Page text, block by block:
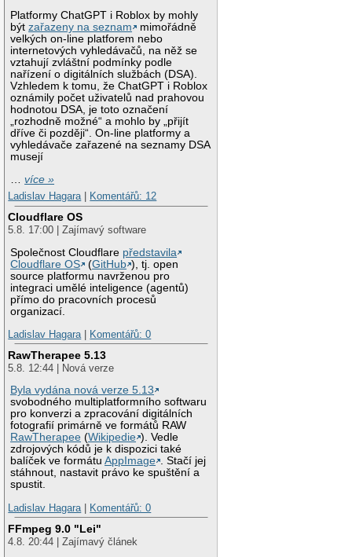
Platformy ChatGPT i Roblox by mohly
býtzařazeny na seznam
mimořádně
velkých on-line platforem nebo
internetových vyhledávačů, na něž se
vztahují zvláštní podmínky podle
nařízení o digitálních službách (DSA).
Vzhledem k tomu, že ChatGPT i Roblox
oznámily počet uživatelů nad prahovou
hodnotou DSA, je toto označení
„rozhodně možné“ a mohlo by „přijít
dříve či později“. On-line platformy a
vyhledávače zařazené na seznamy DSA
musejí
…více »
Ladislav Hagara| Komentářů: 12
Cloudflare OS
5.8. 17:00 | Zajímavý software
Společnost Cloudflare představila
Cloudflare OS
(GitHub ), tj. open
source platformu navrženou pro
integraci umělé inteligence (agentů)
přímo do pracovních procesů
organizací.
Ladislav Hagara| Komentářů: 0
RawTherapee 5.13
5.8. 12:44 | Nová verze
Byla vydána nová verze 5.13
svobodného multiplatformního softwaru
pro konverzi a zpracování digitálních
fotografií primárně ve formátů RAW
RawTherapee (Wikipedie ). Vedle
zdrojových kódů je k dispozici také
balíček ve formátuAppImage . Stačí jej
stáhnout, nastavit právo ke spuštění a
spustit.
Ladislav Hagara| Komentářů: 0
FFmpeg 9.0 "Lei"
4.8. 20:44 | Zajímavý článek